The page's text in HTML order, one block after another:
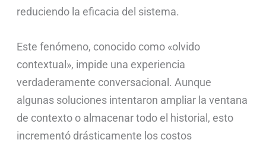
reduciendo la eficacia del sistema.
Este fenómeno, conocido como «olvido
contextual», impide una experiencia
verdaderamente conversacional. Aunque
algunas soluciones intentaron ampliar la ventana
de contexto o almacenar todo el historial, esto
incrementó drásticamente los costos